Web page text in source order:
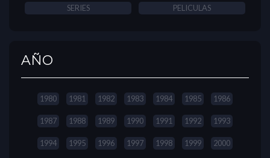
SERIES PELICULAS
AÑO
1980 1981 1982 1983 1984 1985 1986
1987 1988 1989 1990 1991 1992 1993
1994 1995 1996 1997 1998 1999 2000